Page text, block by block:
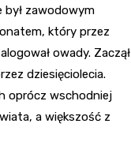
był zawodowym
który przez
owady. Zaczął
dziesięciolecia.
oprócz wschodniej
a większość z